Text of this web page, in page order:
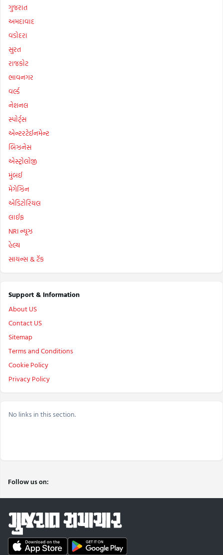
ગુજરાત
અમદાવાદ
વડોદરા
સુરત
રાજકોટ
ભાવનગર
વર્લ્ડ
નેશનલ
સ્પોર્ટ્સ
એન્ટરટેઈનમેન્ટ
બિઝનેસ
એસ્ટ્રોલોજી
મુંબઈ
મેગેઝિન
એડિટોરિયલ
લાઈફ
NRI ન્યૂઝ
હેલ્થ
સાયન્સ & ટૅક
Support & Information
About US
Contact US
Sitemap
Terms and Conditions
Cookie Policy
Privacy Policy
No links in this section.
Follow us on: